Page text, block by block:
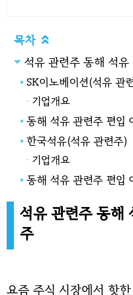
목차 
석유 관련주 동해 석
SK이노베이션(석유 관
기업개요
동해 석유 관련주 편입
한국석유(석유 관련주)
기업개요
동해 석유 관련주 편입
석유 관련주 동해
주
요즘 주식 시장에서 핫